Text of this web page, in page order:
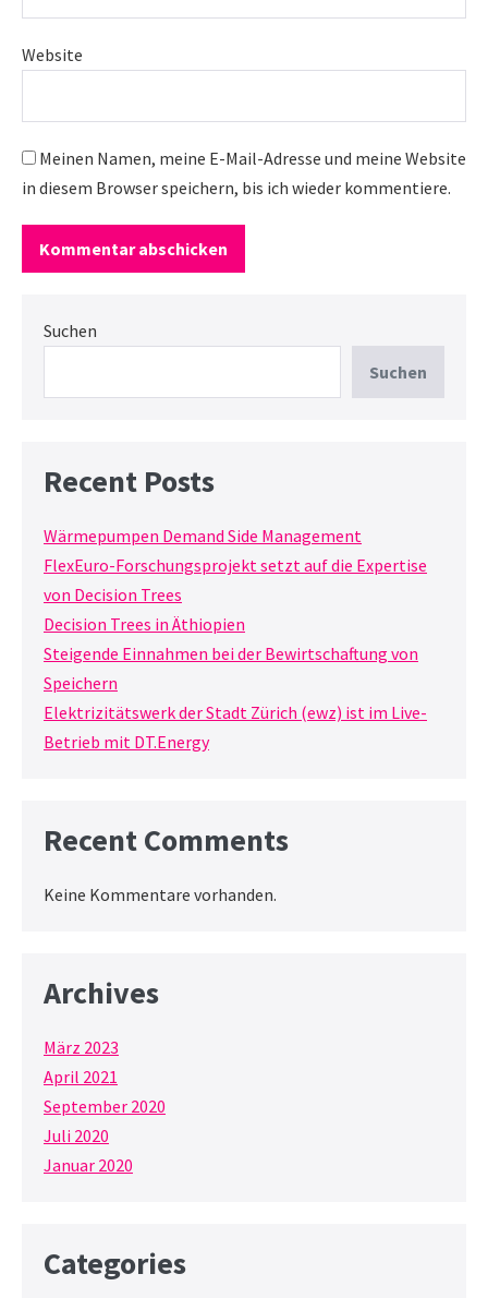
Website
Meinen Namen, meine E-Mail-Adresse und meine Website
in diesem Browser speichern, bis ich wieder kommentiere.
Suchen
Suchen
Recent Posts
Wärmepumpen Demand Side Management
FlexEuro-Forschungsprojekt setzt auf die Expertise
von Decision Trees
Decision Trees in Äthiopien
Steigende Einnahmen bei der Bewirtschaftung von
Speichern
Elektrizitätswerk der Stadt Zürich (ewz) ist im Live-
Betrieb mit DT.Energy
Recent Comments
Keine Kommentare vorhanden.
Archives
März 2023
April 2021
September 2020
Juli 2020
Januar 2020
Categories